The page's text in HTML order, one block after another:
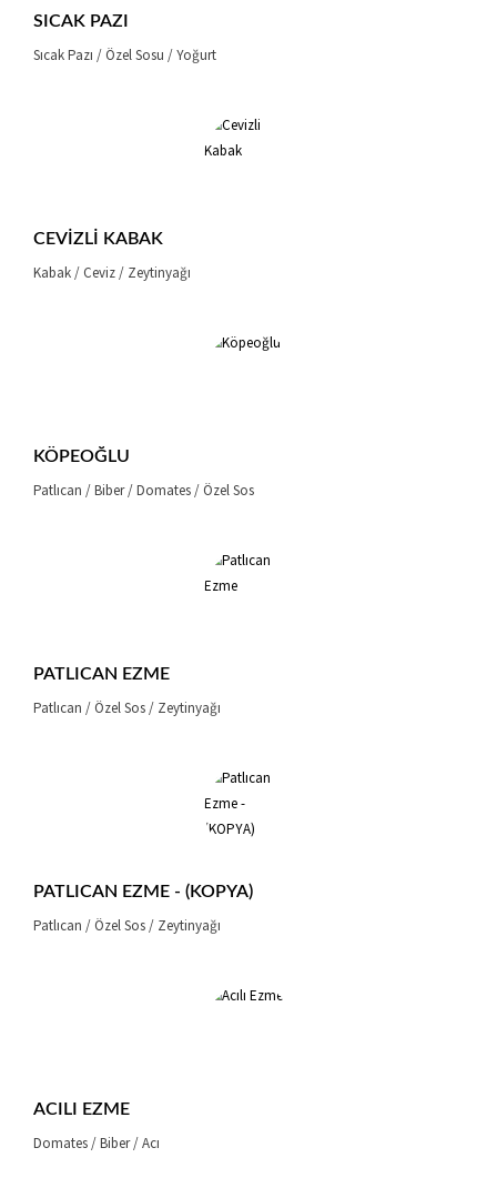
SICAK PAZI
Sıcak Pazı / Özel Sosu / Yoğurt
CEVIZLI KABAK
Kabak / Ceviz / Zeytinyağı
KÖPEOĞLU
Patlıcan / Biber / Domates / Özel Sos
PATLICAN EZME
Patlıcan / Özel Sos / Zeytinyağı
PATLICAN EZME - (KOPYA)
Patlıcan / Özel Sos / Zeytinyağı
ACILI EZME
Domates / Biber / Acı